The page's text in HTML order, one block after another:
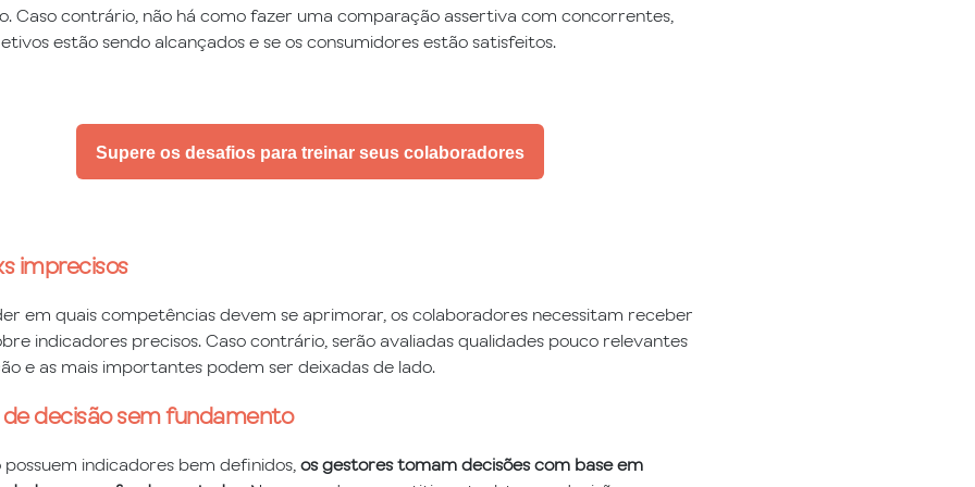
Caso contrário, não há como fazer uma comparação assertiva com concorrentes,
estão sendo alcançados e se os consumidores estão satisfeitos.
Supere os desafios para treinar seus colaboradores
imprecisos
em quais competências devem se aprimorar, os colaboradores necessitam receber
indicadores precisos. Caso contrário, serão avaliadas qualidades pouco relevantes
e as mais importantes podem ser deixadas de lado.
decisão sem fundamento
possuem indicadores bem definidos, os gestores tomam decisões com base em